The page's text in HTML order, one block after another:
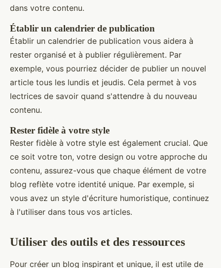
dans votre contenu.
Établir un calendrier de publication
Établir un calendrier de publication vous aidera à
rester organisé et à publier régulièrement. Par
exemple, vous pourriez décider de publier un nouvel
article tous les lundis et jeudis. Cela permet à vos
lectrices de savoir quand s'attendre à du nouveau
contenu.
Rester fidèle à votre style
Rester fidèle à votre style est également crucial. Que
ce soit votre ton, votre design ou votre approche du
contenu, assurez-vous que chaque élément de votre
blog reflète votre identité unique. Par exemple, si
vous avez un style d'écriture humoristique, continuez
à l'utiliser dans tous vos articles.
Utiliser des outils et des ressources
Pour créer un blog inspirant et unique, il est utile de